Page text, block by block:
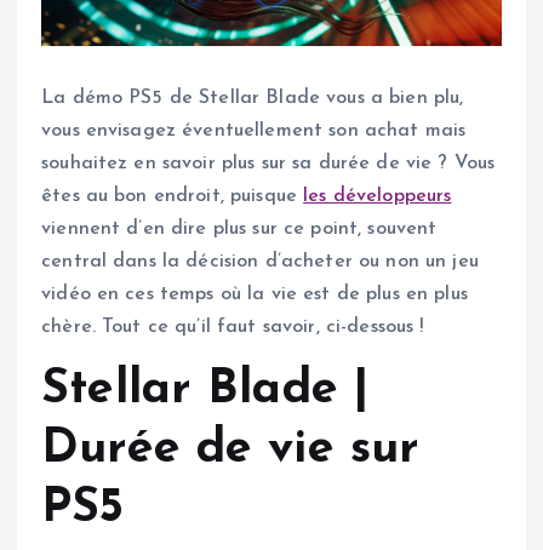
La démo PS5 de Stellar Blade vous a bien plu,
vous envisagez éventuellement son achat mais
souhaitez en savoir plus sur sa durée de vie ? Vous
êtes au bon endroit, puisque
les développeurs
viennent d’en dire plus sur ce point, souvent
central dans la décision d’acheter ou non un jeu
vidéo en ces temps où la vie est de plus en plus
chère. Tout ce qu’il faut savoir, ci-dessous !
Stellar Blade |
Durée de vie sur
PS5